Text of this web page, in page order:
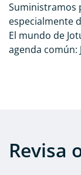
Suministramos
especialmente
El mundo de
agenda
Revisa